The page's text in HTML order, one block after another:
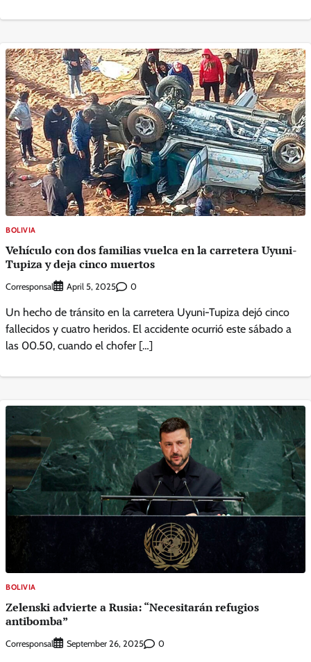
BOLIVIA
Vehículo con dos familias vuelca en la carretera Uyuni-
Tupiza y deja cinco muertos
Corresponsal April 5, 2025 0
Un hecho de tránsito en la carretera Uyuni-Tupiza dejó cinco
fallecidos y cuatro heridos. El accidente ocurrió este sábado a
las 00.50, cuando el chofer […]
BOLIVIA
Zelenski advierte a Rusia: “Necesitarán refugios
antibomba”
Corresponsal September 26, 2025 0